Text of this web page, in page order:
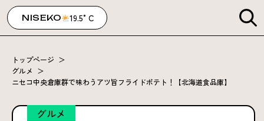
NISEKO 19.5°C
トップページ ＞
グルメ ＞
ニセコ中央倉庫群で味わうアツ旨フライドポテト！【北海道食品庫】
グルメ